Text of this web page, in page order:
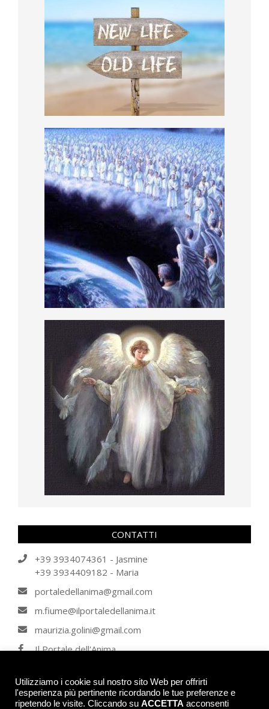
CONTATTI
+39 3934074361 - Jasmine
+39 3934409182 - Maria
portaledellanima@gmail.com
m.fiume@ilportaledellanima.it
maurizia.golini@gmail.com
Il Portale dell'Anima
Utilizziamo i cookie sul nostro sito Web per offrirti
l'esperienza più pertinente ricordando le tue preferenze e
ripetendo le visite. Cliccando su ACCETTA acconsenti